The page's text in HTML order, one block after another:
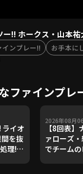
ー!! ホークス・山本
インプレー!! お手本に
ファインプ
ライオ
を抜
理!!
2026年08月
【8回表
ァローズ
でチーム